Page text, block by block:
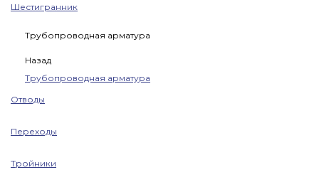
Шестигранник
Трубопроводная арматура
Назад
Трубопроводная арматура
Отводы
Переходы
Тройники